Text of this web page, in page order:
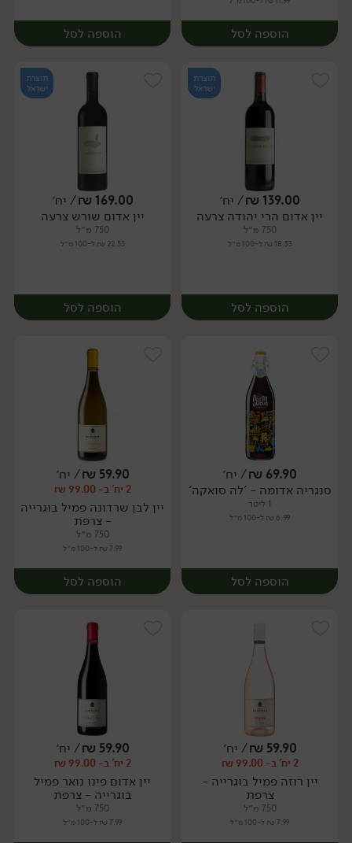
הוספה לסל
יח׳
הוספה לסל
יח׳
תוצרת
ישראל
139.00
₪/ יח׳
יין אדום הרי יהודה צרעה
750 מ״ל
18.53 ₪ ל-100 מ״ל
הוספה לסל
יח׳
תוצרת
ישראל
169.00
₪/ יח׳
יין אדום שורש צרעה
750 מ״ל
22.53 ₪ ל-100 מ״ל
הוספה לסל
יח׳
69.90
₪/ יח׳
סנגריה אדומה - 'לה סואקה'
1 ליטר
6.99 ₪ ל-100 מ״ל
הוספה לסל
יח׳
59.90
₪/ יח׳
2 יח' ב- 99.00 ₪
יין לבן שרדונה פמיל בוגרייה
- צרפת
750 מ״ל
7.99 ₪ ל-100 מ״ל
הוספה לסל
יח׳
59.90
₪/ יח׳
2 יח' ב- 99.00 ₪
יין רוזה פמיל בוגרייה -
צרפת
750 מ״ל
7.99 ₪ ל-100 מ״ל
59.90
₪/ יח׳
2 יח' ב- 99.00 ₪
יין אדום פינו נואר פמיל
בוגרייה - צרפת
750 מ״ל
7.99 ₪ ל-100 מ״ל